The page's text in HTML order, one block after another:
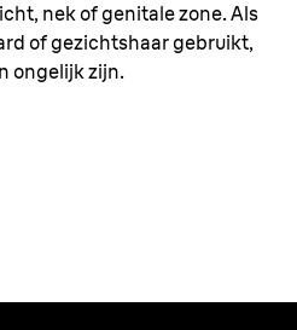
nek of genitale zone. Als
of gezichtshaar gebruikt,
ongelijk zijn.